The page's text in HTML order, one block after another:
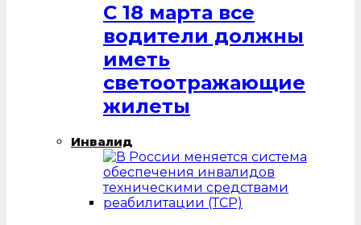
С 18 марта все
водители должны
иметь
светоотражающие
жилеты
Инвалид